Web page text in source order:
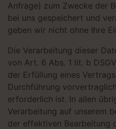
Anfrage) zum Zwecke der
bei uns gespeichert und
geben wir nicht ohne Ihre
Die Verarbeitung dieser
von Art. 6 Abs. 1 lit. b
der Erfüllung eines
Durchführung
erforderlich ist. In allen
Verarbeitung auf unserem
der effektiven Bearbeitung